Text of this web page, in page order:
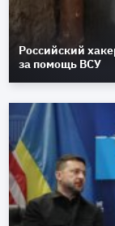
Российский
за помощь ВСУ